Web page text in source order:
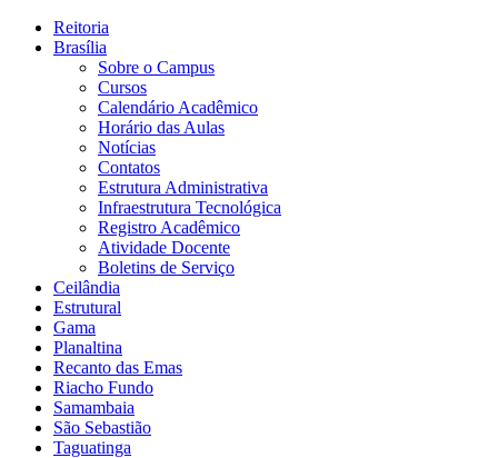
Reitoria
Brasília
Sobre o Campus
Cursos
Calendário Acadêmico
Horário das Aulas
Notícias
Contatos
Estrutura Administrativa
Infraestrutura Tecnológica
Registro Acadêmico
Atividade Docente
Boletins de Serviço
Ceilândia
Estrutural
Gama
Planaltina
Recanto das Emas
Riacho Fundo
Samambaia
São Sebastião
Taguatinga